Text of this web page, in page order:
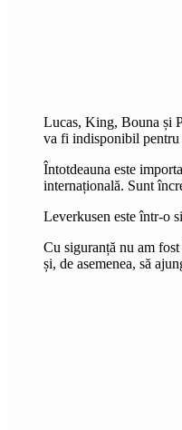
Lucas, King, Bouna și
va fi indisponibil pentru
Întotdeauna este
internațională. Sunt
Leverkusen este într-o
Cu siguranță nu am
și, de asemenea, să